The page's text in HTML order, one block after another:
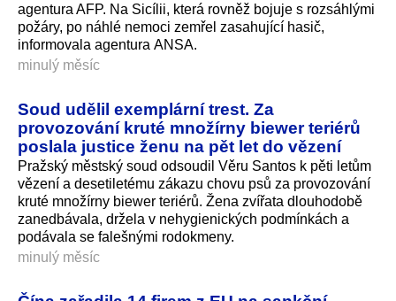
agentura AFP. Na Sicílii, která rovněž bojuje s rozsáhlými
požáry, po náhlé nemoci zemřel zasahující hasič,
informovala agentura ANSA.
minulý měsíc
Soud udělil exemplární trest. Za
provozování kruté množírny biewer teriérů
poslala justice ženu na pět let do vězení
Pražský městský soud odsoudil Věru Santos k pěti letům
vězení a desetiletému zákazu chovu psů za provozování
kruté množírny biewer teriérů. Žena zvířata dlouhodobě
zanedbávala, držela v nehygienických podmínkách a
podávala se falešnými rodokmeny.
minulý měsíc